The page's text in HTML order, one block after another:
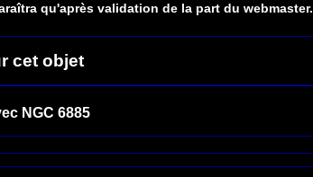
qu'après validation de la part du webmaster.
cet objet
NGC 6885